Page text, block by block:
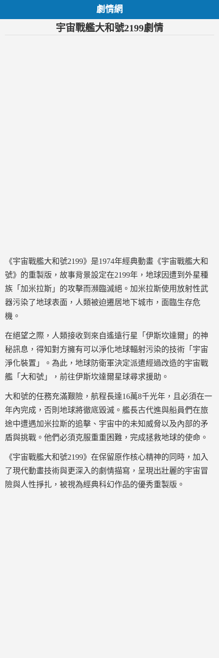
劇情網
宇宙戰艦大和號2199劇情
《宇宙戰艦大和號2199》是1974年經典動畫《宇宙戰艦大和
號》的重製版，故事背景設定在2199年，地球因遭到外星種
族「加米拉斯」的攻擊而瀕臨滅絕。加米拉斯使用放射性武
器污染了地球表面，人類被迫遷居地下城市，面臨生存危
機。
在絕望之際，人類接收到來自遙遠行星「伊斯坎達爾」的神
秘訊息，得知對方擁有可以淨化地球輻射污染的技術「宇宙
淨化裝置」。為此，地球防衛軍決定派遣經過改造的宇宙戰
艦「大和號」，前往伊斯坎達爾星球尋求援助。
大和號的任務充滿艱險，航程長達16萬8千光年，且必須在一
年內完成，否則地球將徹底毀滅。艦長古代進與船員們在旅
途中遭遇加米拉斯的追擊、宇宙中的未知威脅以及內部的矛
盾與挑戰。他們必須克服重重困難，完成拯救地球的使命。
《宇宙戰艦大和號2199》在保留原作核心精神的同時，加入
了現代動畫技術與更深入的劇情描寫，呈現出壯麗的宇宙冒
險與人性掙扎，被視為經典科幻作品的優秀重製版。